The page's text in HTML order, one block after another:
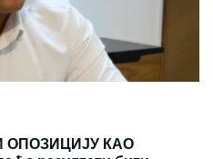
ОПОЗИЦИЈУ КАО